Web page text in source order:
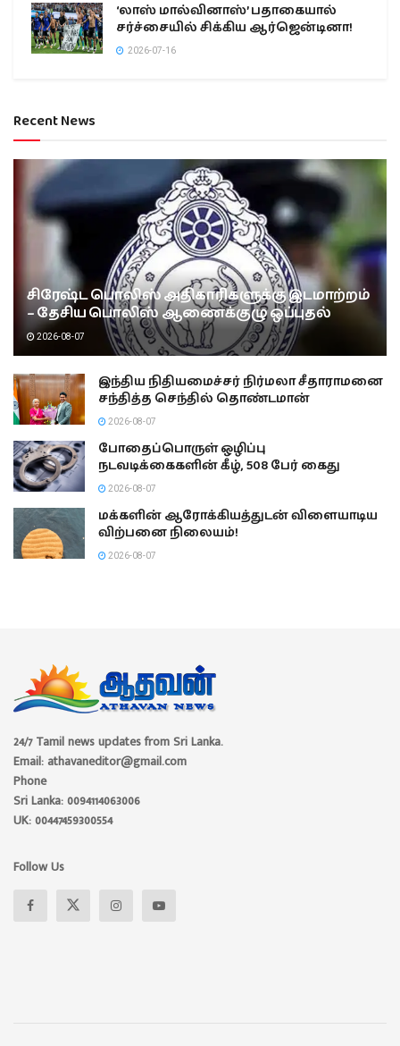
‘லாஸ் மால்வினாஸ்’ பதாகையால்
சர்ச்சையில் சிக்கிய ஆர்ஜென்டினா!
2026-07-16
Recent News
சிரேஷ்ட பொலிஸ் அதிகாரிகளுக்கு இடமாற்றம்
– தேசிய பொலிஸ் ஆணைக்குழு ஒப்புதல்
2026-08-07
இந்திய நிதியமைச்சர் நிர்மலா சீதாராமனை
சந்தித்த செந்தில் தொண்டமான்
2026-08-07
போதைப்பொருள் ஒழிப்பு
நடவடிக்கைகளின் கீழ், 508 பேர் கைது
2026-08-07
மக்களின் ஆரோக்கியத்துடன் விளையாடிய
விற்பனை நிலையம்!
2026-08-07
24/7 Tamil news updates from Sri Lanka.
Email: athavaneditor@gmail.com
Phone
Sri Lanka: 0094114063006
UK: 00447459300554
Follow Us